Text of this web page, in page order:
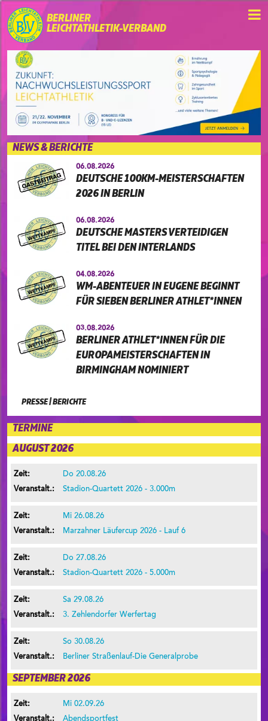
BERLINER
LEICHTATHLETIK-VERBAND
NEWS & BERICHTE
06.08.2026
DEUTSCHE 100KM-MEISTERSCHAFTEN
2026 IN BERLIN
06.08.2026
DEUTSCHE MASTERS VERTEIDIGEN
TITEL BEI DEN INTERLANDS
04.08.2026
WM-ABENTEUER IN EUGENE BEGINNT
FÜR SIEBEN BERLINER ATHLET*INNEN
03.08.2026
BERLINER ATHLET*INNEN FÜR DIE
EUROPAMEISTERSCHAFTEN IN
BIRMINGHAM NOMINIERT
PRESSE|BERICHTE
TERMINE
AUGUST 2026
Do 20.08.26
Stadion-Quartett 2026 - 3.000m
Mi 26.08.26
Marzahner Läufercup 2026 - Lauf 6
Do 27.08.26
Stadion-Quartett 2026 - 5.000m
Sa 29.08.26
3. Zehlendorfer Werfertag
So 30.08.26
Berliner Straßenlauf-Die Generalprobe
SEPTEMBER 2026
Mi 02.09.26
Abendsportfest